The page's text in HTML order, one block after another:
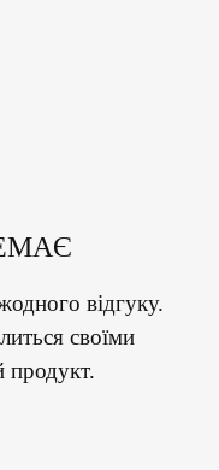
відгуку.
своїми
продукт.